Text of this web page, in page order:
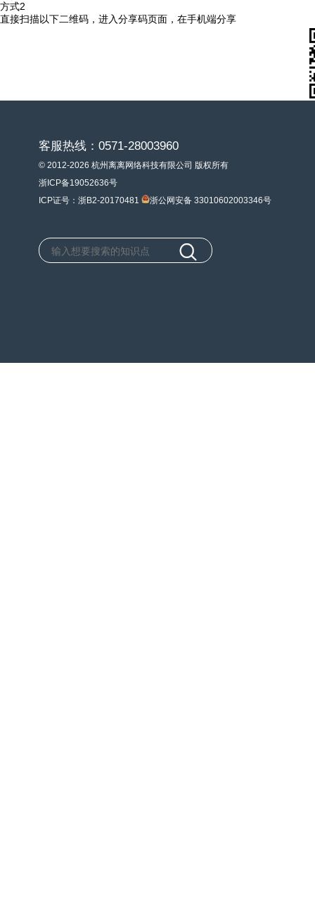
方式2
直接扫描以下二维码，进入分享码页面，在手机端分享
客服热线：0571-28003960
© 2012-2026 杭州离离网络科技有限公司 版权所有
浙ICP备19052636号
ICP证号：浙B2-20170481
浙公网安备 33010602003346号